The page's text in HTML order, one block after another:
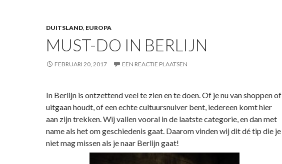
DUITSLAND, EUROPA
MUST-DO IN BERLIJN
FEBRUARI 20, 2017 EEN REACTIE PLAATSEN
In Berlijn is ontzettend veel te zien en te doen. Of je nu van shoppen of
uitgaan houdt, of een echte cultuursnuiver bent, iedereen komt hier
aan zijn trekken. Wij vallen vooral in de laatste categorie, en dan met
name als het om geschiedenis gaat. Daarom vinden wij dit dé tip die je
niet mag missen als je naar Berlijn gaat!